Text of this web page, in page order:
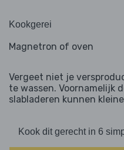
Kookgerei
Magnetron of oven
Vergeet niet je
te wassen. Voornamelijk
slabladeren kunnen
Kook dit gerecht in 6